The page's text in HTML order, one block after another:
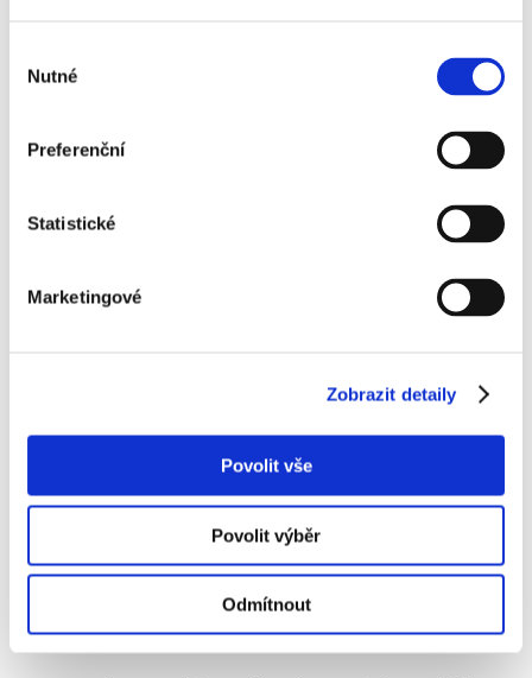
souhlasu
Nutné
Preferenční
Statistické
Marketingové
Zobrazit detaily
Povolit vše
Povolit výběr
Odmítnout
recyklací.
Redakce a kontakt pro média:
Chcete vědět víc?
Napište nám nainfo@chytrarecyklace.cz